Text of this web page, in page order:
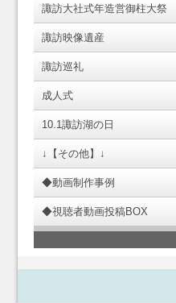
諏訪大社式年造営御柱大祭
諏訪映像遺産
諏訪巡礼
成人式
10.1諏訪湖の日
↓【その他】↓
◆動画制作事例
◆視聴者動画投稿BOX